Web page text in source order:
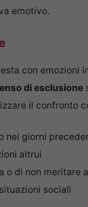
emotivo.
con emozioni
di esclusione
il confronto
nei giorni
altrui
o di non meritare
sociali